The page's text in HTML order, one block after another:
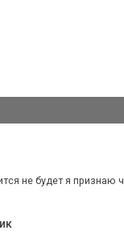
не будет я признаю